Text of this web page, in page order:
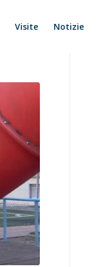
Visite Notizie